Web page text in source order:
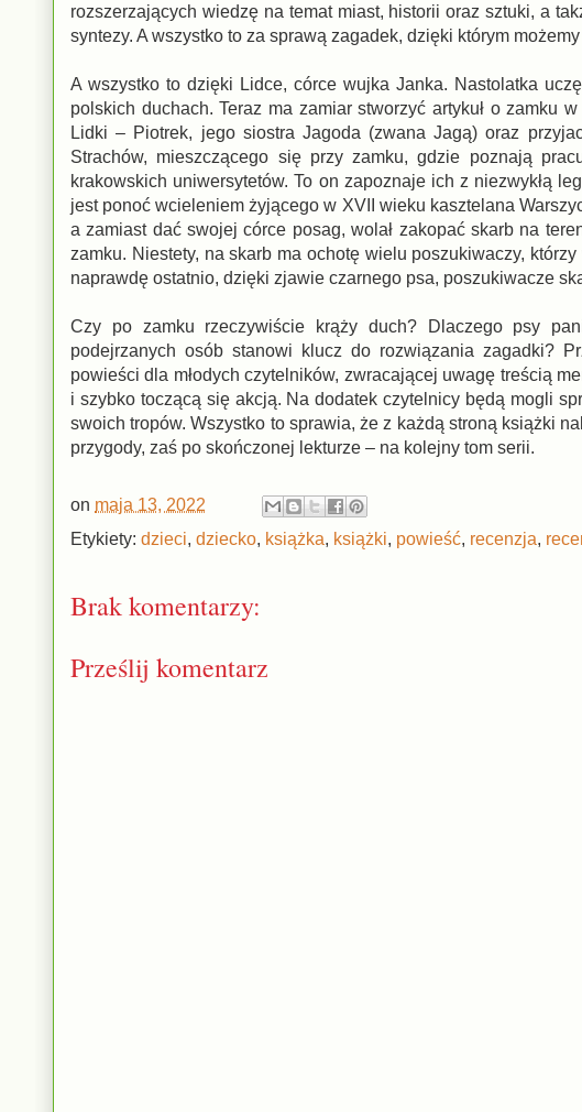
rozszerzających wiedzę na temat miast, historii oraz sztuki, a
syntezy. A wszystko to za sprawą zagadek, dzięki którym
A wszystko to dzięki Lidce, córce wujka Janka. Nastolatka
polskich duchach. Teraz ma zamiar stworzyć artykuł o zamku
Lidki – Piotrek, jego siostra Jagoda (zwana Jagą) oraz
Strachów, mieszczącego się przy zamku, gdzie poznają
krakowskich uniwersytetów. To on zapoznaje ich z niezwykłą
jest ponoć wcieleniem żyjącego w XVII wieku kasztelana
a zamiast dać swojej córce posag, wolał zakopać skarb na
zamku. Niestety, na skarb ma ochotę wielu poszukiwaczy,
naprawdę ostatnio, dzięki zjawie czarnego psa, poszukiwacze
Czy po zamku rzeczywiście krąży duch? Dlaczego psy
podejrzanych osób stanowi klucz do rozwiązania zagadki?
powieści dla młodych czytelników, zwracającej uwagę treścią
i szybko toczącą się akcją. Na dodatek czytelnicy będą mogli
swoich tropów. Wszystko to sprawia, że z każdą stroną książki
przygody, zaś po skończonej lekturze – na kolejny tom serii.
on maja 13, 2022
Etykiety: dzieci, dziecko, książka, książki, powieść, recenzja,
Brak komentarzy:
Prześlij komentarz